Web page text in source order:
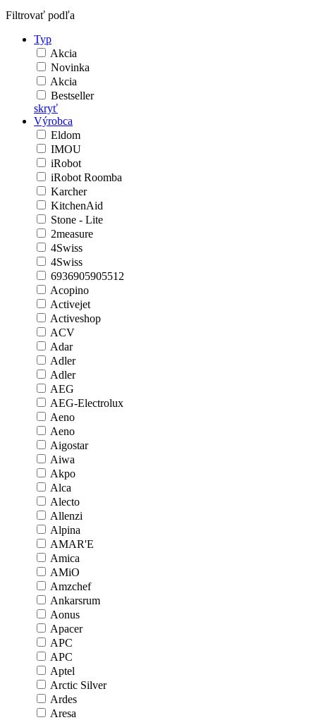
Filtrovať podľa
Typ
Akcia
Novinka
Akcia
Bestseller
skryť
Výrobca
Eldom
IMOU
iRobot
iRobot Roomba
Karcher
KitchenAid
Stone - Lite
2measure
4Swiss
4Swiss
6936905905512
Acopino
Activejet
Activeshop
ACV
Adar
Adler
Adler
AEG
AEG-Electrolux
Aeno
Aeno
Aigostar
Aiwa
Akpo
Alca
Alecto
Allenzi
Alpina
AMAR'E
Amica
AMiO
Amzchef
Ankarsrum
Aonus
Apacer
APC
APC
Aptel
Arctic Silver
Ardes
Aresa